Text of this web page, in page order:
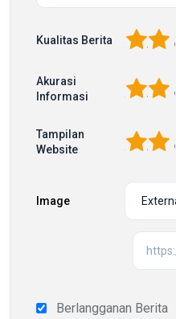
Kualitas Berita 3
2
Akurasi
Informasi
3
2
Tampilan
Website
3
2
Image
Berlangganan Berita